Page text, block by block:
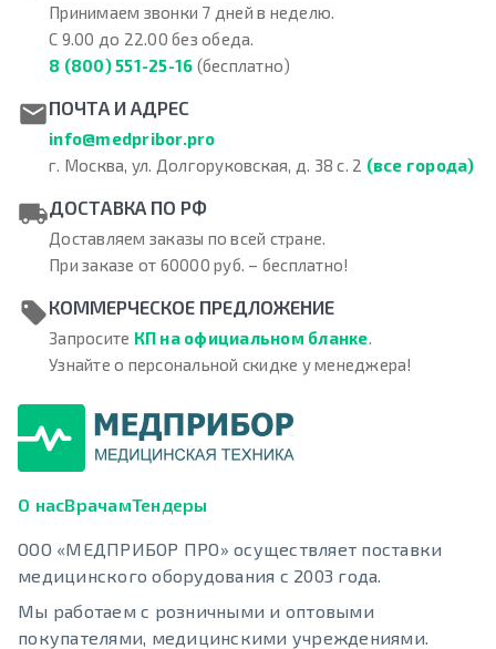
Принимаем звонки 7 дней в неделю.
С 9.00 до 22.00 без обеда.
8 (800) 551-25-16 (бесплатно)
ПОЧТА И АДРЕС
info@medpribor.pro
г. Москва, ул. Долгоруковская, д. 38 с. 2 (все города)
ДОСТАВКА ПО РФ
Доставляем заказы по всей стране.
При заказе от 60000 руб. – бесплатно!
КОММЕРЧЕСКОЕ ПРЕДЛОЖЕНИЕ
Запросите КП на официальном бланке.
Узнайте о персональной скидке у менеджера!
О насВрачамТендеры
ООО «МЕДПРИБОР ПРО» осуществляет поставки
медицинского оборудования с 2003 года.
Мы работаем с розничными и оптовыми
покупателями, медицинскими учреждениями.